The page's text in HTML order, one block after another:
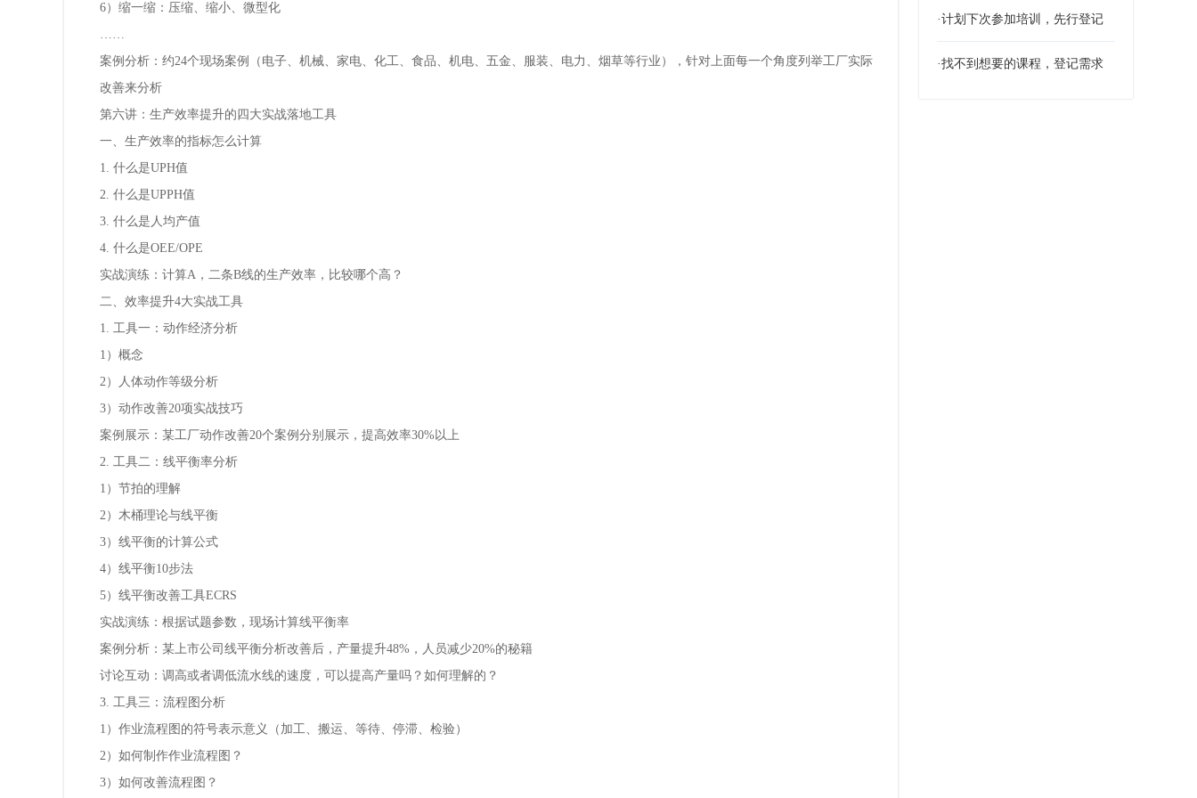
6）缩一缩：压缩、缩小、微型化
……
案例分析：约24个现场案例（电子、机械、家电、化工、食品、机电、五金、服装、电力、烟草等行业），针对上面每一个角度列举工厂实际
改善来分析
第六讲：生产效率提升的四大实战落地工具
一、生产效率的指标怎么计算
1. 什么是UPH值
2. 什么是UPPH值
3. 什么是人均产值
4. 什么是OEE/OPE
实战演练：计算A，二条B线的生产效率，比较哪个高？
二、效率提升4大实战工具
1. 工具一：动作经济分析
1）概念
2）人体动作等级分析
3）动作改善20项实战技巧
案例展示：某工厂动作改善20个案例分别展示，提高效率30%以上
2. 工具二：线平衡率分析
1）节拍的理解
2）木桶理论与线平衡
3）线平衡的计算公式
4）线平衡10步法
5）线平衡改善工具ECRS
实战演练：根据试题参数，现场计算线平衡率
案例分析：某上市公司线平衡分析改善后，产量提升48%，人员减少20%的秘籍
讨论互动：调高或者调低流水线的速度，可以提高产量吗？如何理解的？
3. 工具三：流程图分析
1）作业流程图的符号表示意义（加工、搬运、等待、停滞、检验）
2）如何制作作业流程图？
3）如何改善流程图？
·计划下次参加培训，先行登记
·找不到想要的课程，登记需求